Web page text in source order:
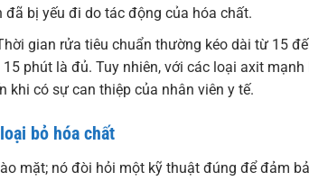
bị yếu đi do tác động của hóa chất.
gian rửa tiêu chuẩn thường kéo dài từ 15
phút là đủ. Tuy nhiên, với các loại axit
khi có sự can thiệp của nhân viên y tế.
bỏ hóa chất
mặt; nó đòi hỏi một kỹ thuật đúng để đảm